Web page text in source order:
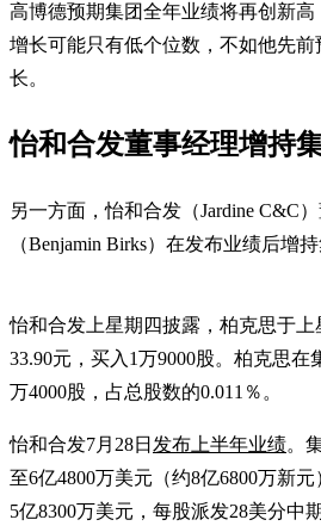
高博德预期集团全年业绩将再创新
增长可能只有低个位数，不如他先前
长。
怡和合发董事经理增持
另一方面，怡和合发（Jardine C&C
（Benjamin Birks）在发布业绩后增持
怡和合发上星期四披露，柏克思于
33.90元，买入1万9000股。柏克思
万4000股，占总股数的0.011％。
怡和合发7月28日 发布上半年业绩。
至6亿4800万美元（约8亿6800万新
5亿8300万美元，每股派发28美分中